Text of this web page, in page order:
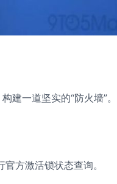
建一道坚实的“防火墙”。
方激活锁状态查询。